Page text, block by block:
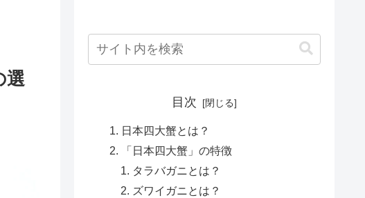
選
目次
日本四大蟹とは？
「日本四大蟹」の特徴
タラバガニとは？
ズワイガニとは？